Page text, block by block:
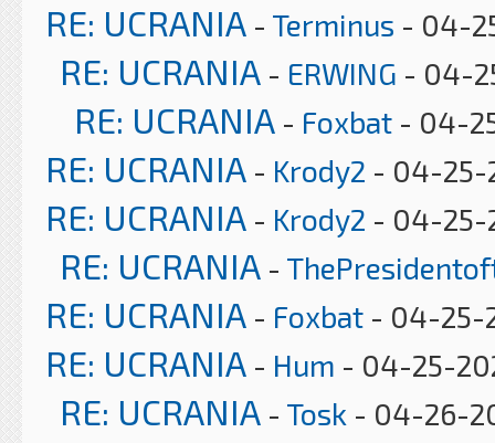
RE: UCRANIA - Terminus - 04-
RE: UCRANIA - ERWING - 04-
RE: UCRANIA - Foxbat - 04-
RE: UCRANIA - Krody2 - 04-25-
RE: UCRANIA - Krody2 - 04-25-
RE: UCRANIA -
RE: UCRANIA - Foxbat - 04-25-
RE: UCRANIA - Hum - 04-25-
RE: UCRANIA - Tosk - 04-26-